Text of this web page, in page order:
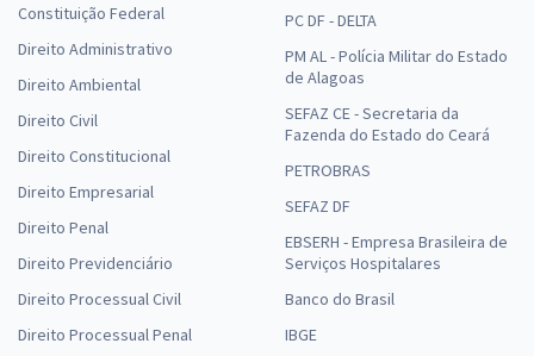
Constituição Federal
Direito Administrativo
Direito Ambiental
Direito Civil
Direito Constitucional
Direito Empresarial
Direito Penal
Direito Previdenciário
Direito Processual Civil
Direito Processual Penal
PC DF - DELTA
PM AL - Polícia Militar do Estado
de Alagoas
SEFAZ CE - Secretaria da
Fazenda do Estado do Ceará
PETROBRAS
SEFAZ DF
EBSERH - Empresa Brasileira de
Serviços Hospitalares
Banco do Brasil
IBGE